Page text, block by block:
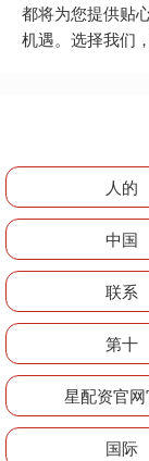
都将为您提供贴
机遇。选择我们
人的
中国
联系
第十
星配资官
国际